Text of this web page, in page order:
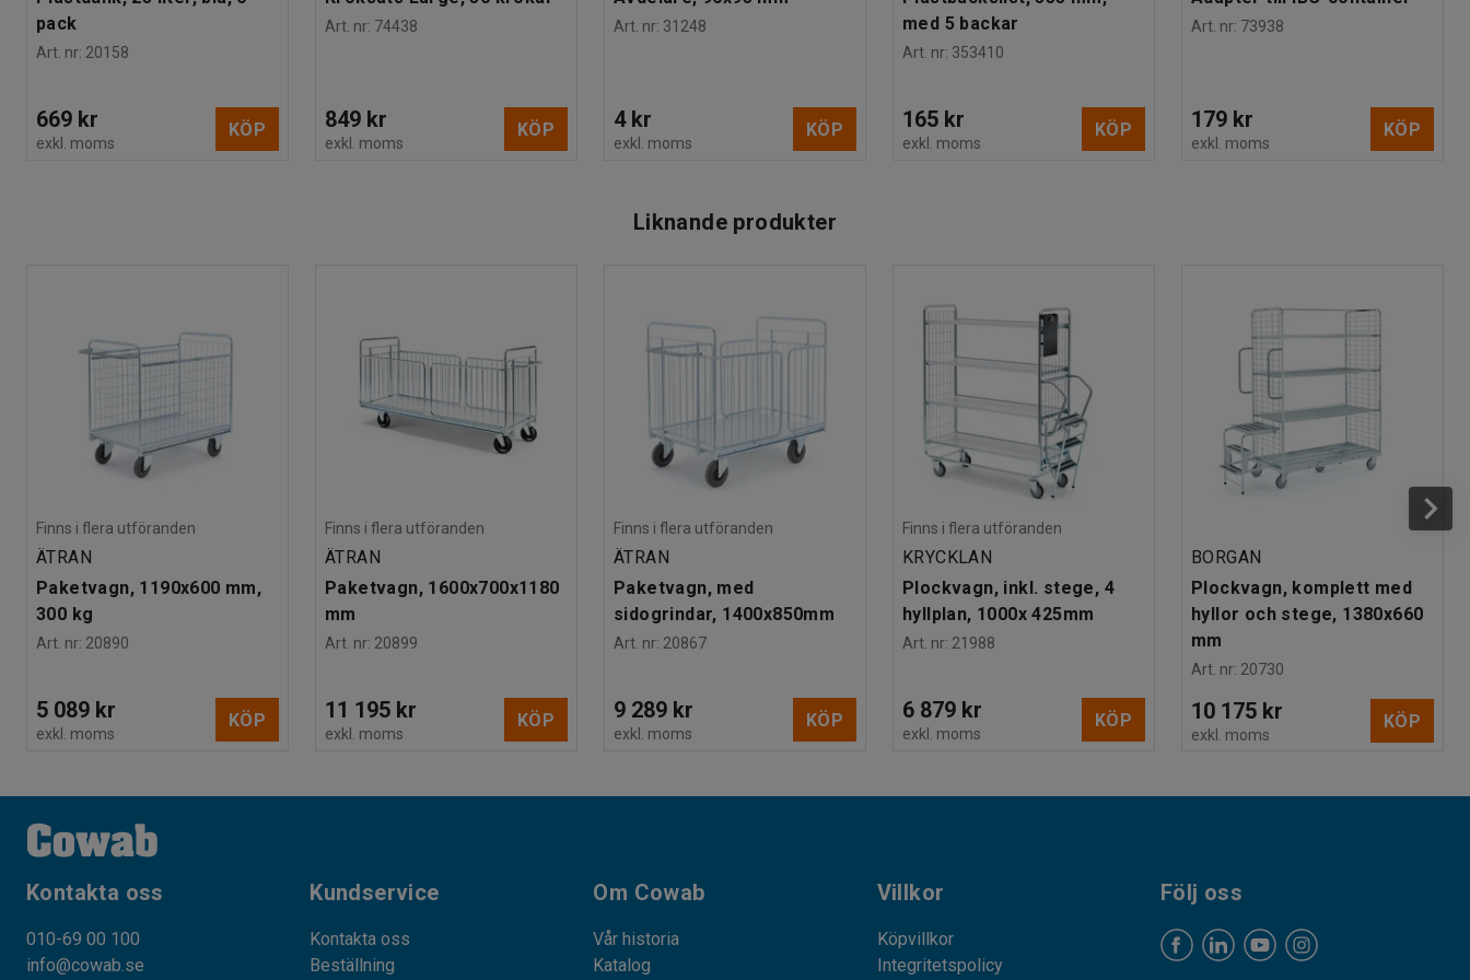
pack
Art. nr: 20158
669 kr
exkl. moms
KÖP
Art. nr: 74438
849 kr
exkl. moms
KÖP
Art. nr: 31248
4 kr
exkl. moms
KÖP
med 5 backar
Art. nr: 353410
165 kr
exkl. moms
KÖP
Art. nr: 73938
179 kr
exkl. moms
KÖP
Liknande produkter
Finns i flera utföranden
ÄTRAN
Paketvagn, 1190x600 mm,
300 kg
Art. nr: 20890
5 089 kr
exkl. moms
KÖP
Finns i flera utföranden
ÄTRAN
Paketvagn, 1600x700x1180
mm
Art. nr: 20899
11 195 kr
exkl. moms
KÖP
Finns i flera utföranden
ÄTRAN
Paketvagn, med
sidogrindar, 1400x850mm
Art. nr: 20867
9 289 kr
exkl. moms
KÖP
Finns i flera utföranden
KRYCKLAN
Plockvagn, inkl. stege, 4
hyllplan, 1000x 425mm
Art. nr: 21988
6 879 kr
exkl. moms
KÖP
BORGAN
Plockvagn, komplett med
hyllor och stege, 1380x660
mm
Art. nr: 20730
10 175 kr
exkl. moms
KÖP
Kontakta oss
010-69 00 100
info@cowab.se
Kundservice
Kontakta oss
Beställning
Om Cowab
Vår historia
Katalog
Villkor
Köpvillkor
Integritetspolicy
Följ oss